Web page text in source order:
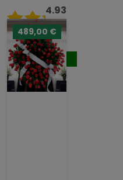
4.93
/ 5
242,00 €
Comprar
489,00 €